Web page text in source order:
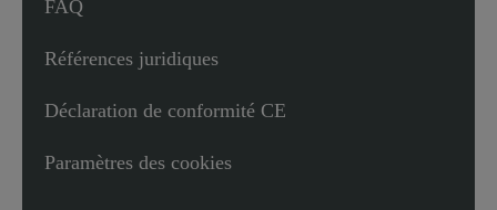
FAQ
Références juridiques
Déclaration de conformité CE
Paramètres des cookies